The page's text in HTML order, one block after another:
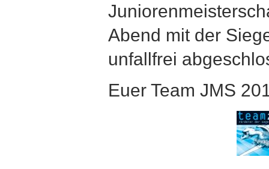
Abend mit der
unfallfrei
Euer Team JMS